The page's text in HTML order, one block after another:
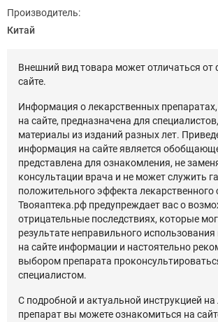
Производитель:
Китай
Внешний вид товара может отличаться от
сайте.
Информация о лекарственных
на сайте, предназначена для
материалы из изданий разных лет.
информация на сайте является
представлена для ознакомления, не
консультации врача и не может служить
положительного эффекта лекарственного
Твояаптека.рф предупреждает вас о
отрицательные последствиях, которые
результате неправильного
на сайте информации и настоятельно
выбором препарата
специалистом.
С подробной и актуальной инструкцией
препарат вы можете ознакомиться на